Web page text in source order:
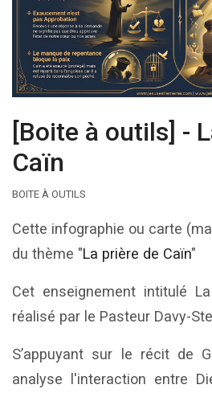
[Boite à outils] -
Caïn
BOITE À OUTILS
Cette infographie ou carte
du thème "La prière de Caïn"
Cet enseignement intitulé
réalisé par le Pasteur Davy-
S’appuyant sur le récit de
analyse l'interaction entre